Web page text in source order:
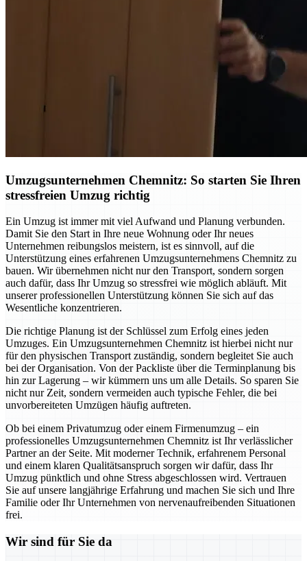
Umzugsunternehmen Chemnitz: So starten Sie Ihren
stressfreien Umzug richtig
Ein Umzug ist immer mit viel Aufwand und Planung verbunden.
Damit Sie den Start in Ihre neue Wohnung oder Ihr neues
Unternehmen reibungslos meistern, ist es sinnvoll, auf die
Unterstützung eines erfahrenen Umzugsunternehmens Chemnitz zu
bauen. Wir übernehmen nicht nur den Transport, sondern sorgen
auch dafür, dass Ihr Umzug so stressfrei wie möglich abläuft. Mit
unserer professionellen Unterstützung können Sie sich auf das
Wesentliche konzentrieren.
Die richtige Planung ist der Schlüssel zum Erfolg eines jeden
Umzuges. Ein Umzugsunternehmen Chemnitz ist hierbei nicht nur
für den physischen Transport zuständig, sondern begleitet Sie auch
bei der Organisation. Von der Packliste über die Terminplanung bis
hin zur Lagerung – wir kümmern uns um alle Details. So sparen Sie
nicht nur Zeit, sondern vermeiden auch typische Fehler, die bei
unvorbereiteten Umzügen häufig auftreten.
Ob bei einem Privatumzug oder einem Firmenumzug – ein
professionelles Umzugsunternehmen Chemnitz ist Ihr verlässlicher
Partner an der Seite. Mit moderner Technik, erfahrenem Personal
und einem klaren Qualitätsanspruch sorgen wir dafür, dass Ihr
Umzug pünktlich und ohne Stress abgeschlossen wird. Vertrauen
Sie auf unsere langjährige Erfahrung und machen Sie sich und Ihre
Familie oder Ihr Unternehmen von nervenaufreibenden Situationen
frei.
Wir sind für Sie da